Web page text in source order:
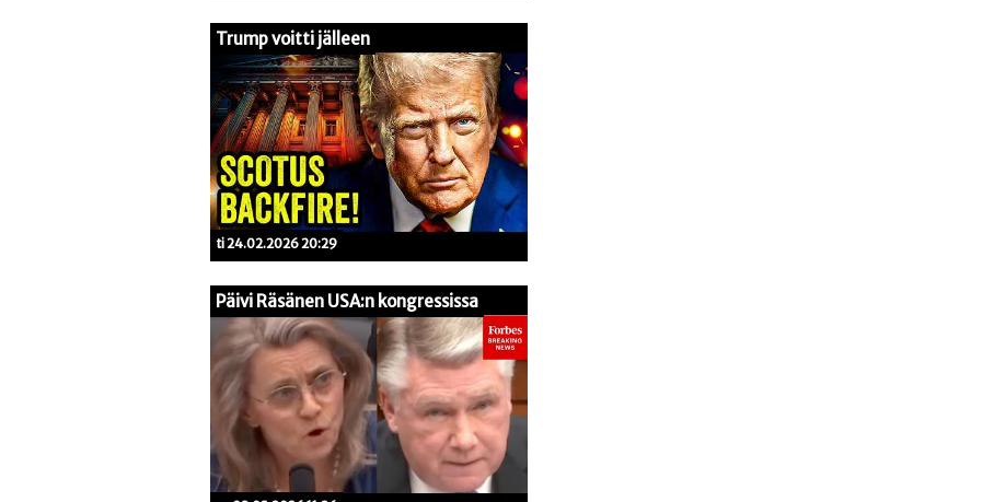
Trump voitti jälleen
ti 24.02.2026 20:29
Päivi Räsänen USA:n kongressissa